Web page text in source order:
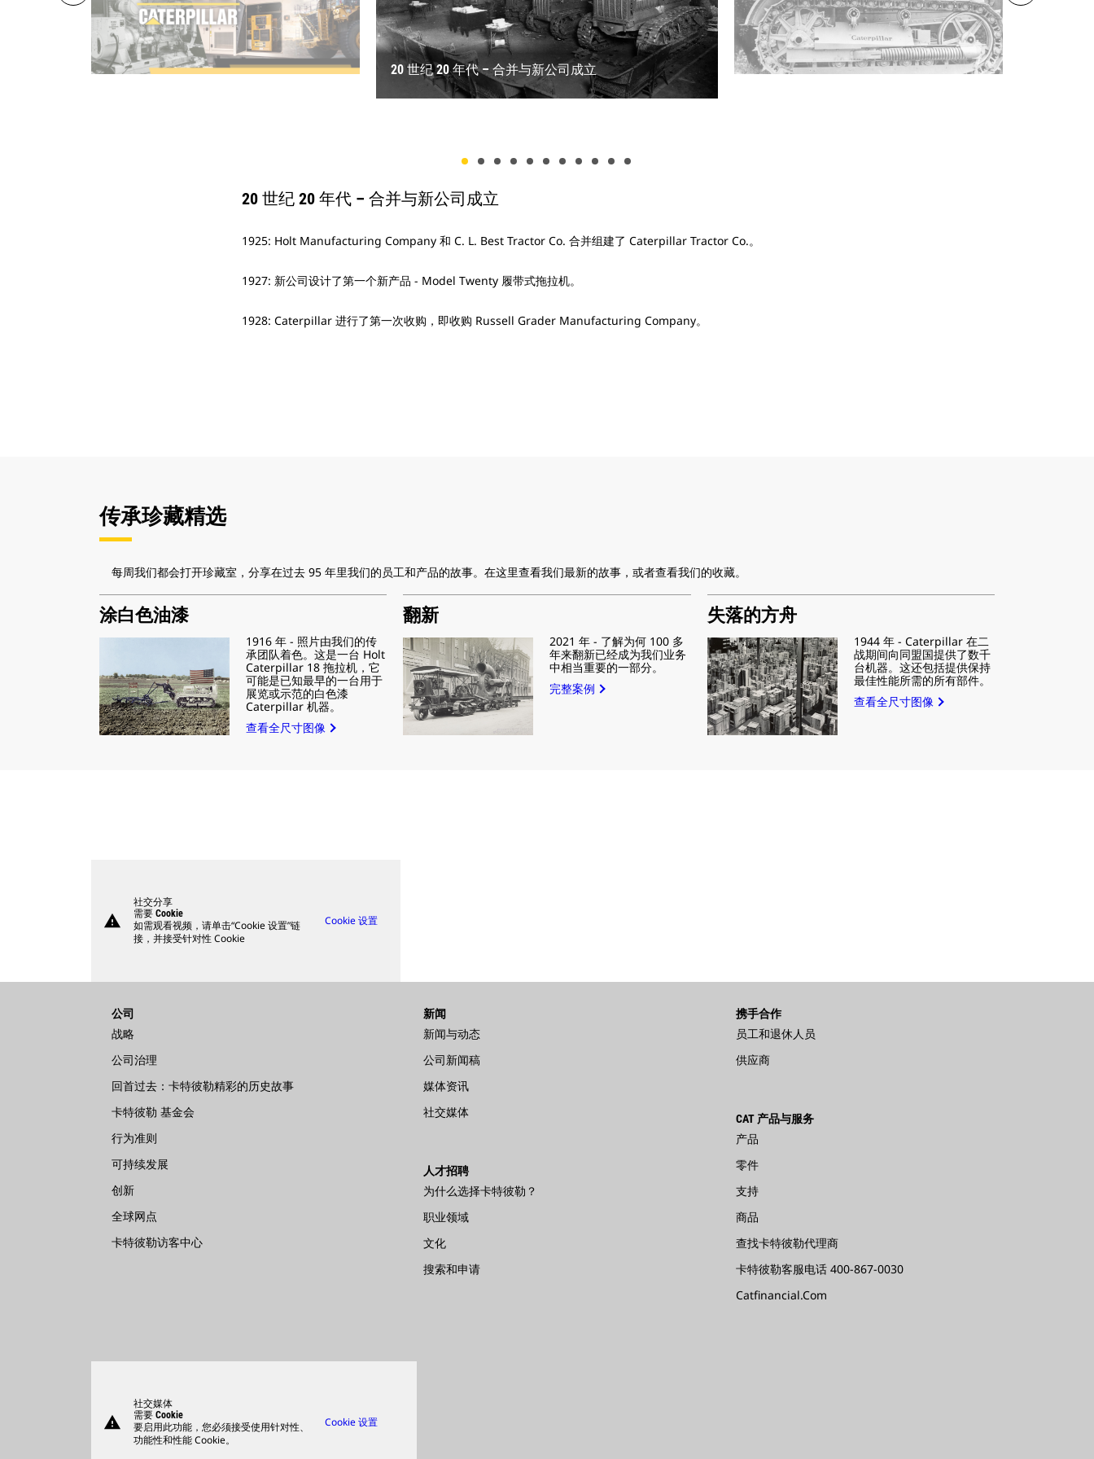
20 世纪 20 年代 – 合并与新公司成立
20 世纪 20 年代 – 合并与新公司成立
1925: Holt Manufacturing Company 和 C. L. Best Tractor Co. 合并组建了 Caterpillar Tractor Co.。
1927: 新公司设计了第一个新产品 - Model Twenty 履带式拖拉机。
1928: Caterpillar 进行了第一次收购，即收购 Russell Grader Manufacturing Company。
20 世纪 30 年代 – 创新十年
1931: Caterpillar 开始生产其首款柴油发动机，业内首创的 D9900。
1931: Caterpillar 将所制造机器的标准涂装颜色从灰色（采用红色饰边）改为“公路黄”（黑色饰边）。
1936: Caterpillar 履带式拖拉机帮助完成了胡佛水坝建设。
20 世纪 40 年代 – 贡献与变革
1941: 二战期间，Caterpillar 产品为盟军提供支持。
1944: Caterpillar 机器帮助在美国动工建设 70000 多英里的高速公路。
1945: Caterpillar 推出了首款由公司设计制造的推土机铲刀。
20 世纪 50 年代 – 土方工程与跨国公司之路
1950: Caterpillar 在英国成立了第一家海外子公司 — Caterpillar Tractor Co. Ltd。
1950: Caterpillar 推出了第一台自行式轮式自行式铲运机。
1952: Caterpillar 推出了第一台集成式履带式装载机。
20 世纪 60 年代 – 突破与重大项目
1962: Caterpillar 推出其第一款非道路用卡车 769 型。
1962: 若干 Caterpillar 的机器帮助拓宽巴拿马运河的部分河道。
1969: Caterpillar 发动机为阿波罗 11 号登月任务提供动力。
20 世纪 70 年代 – 首创与可持续性
1972: Caterpillar 推出第一台液压挖掘机 225。
1973: 第一家 Caterpillar 再制造工厂在爱荷华州贝滕多夫投产。
1977: Caterpillar 推出 D10 履带式拖拉机。
20 世纪 80 年代 – 新机遇
1981: Caterpillar 收购 Solar Turbines。
1983: 在巴拉圭和阿根廷，Caterpillar 的机器帮助建造亚齐雷塔水坝。
1985: Caterpillar 推出了第一款挖掘装载机 — 416。
20 世纪 90 年代 – 保持领先地位，持续推动行业发展
1994: Caterpillar 机器在日本大阪的关西国际机场工作。
1998: Caterpillar 推出了世界上最大的机械驱动矿用卡车 – 797。
1998: Caterpillar 推出了紧凑型建筑设备产品系列。
21 世纪初 – 不止是黄色机器
2001: Caterpillar 推出了 ACERT®技术。
2006: Caterpillar 收购 Progress Rail Services, Inc.
2008: Caterpillar 宣布推出首款电动履带式拖拉机 — D7E。
21 世纪 10 年代 – 铁路、采矿及其他领域
2010: Caterpillar 收购 Electro-Motive Diesel, Inc.
2011: Caterpillar 收购 Bucyrus International, Inc. 和 MWM GmbH。
2018: Caterpillar 首发世界首台高驱动力电动推土机 Cat®D6 XE。
21 世纪 20 年代 – 历史仍在书写
2022: Caterpillar 宣布成功展示其首辆电池驱动 793 大型矿用卡车
2025: Caterpillar 庆祝成立 100 周年。
传承珍藏精选
每周我们都会打开珍藏室，分享在过去 95 年里我们的员工和产品的故事。在这里查看我们最新的故事，或者查看我们的收藏。
涂白色油漆
1916 年 - 照片由我们的传
承团队着色。这是一台 Holt
Caterpillar 18 拖拉机，它
可能是已知最早的一台用于
展览或示范的白色漆
Caterpillar 机器。
查看全尺寸图像
翻新
2021 年 - 了解为何 100 多
年来翻新已经成为我们业务
中相当重要的一部分。
完整案例
失落的方舟
1944 年 - Caterpillar 在二
战期间向同盟国提供了数千
台机器。这还包括提供保持
最佳性能所需的所有部件。
查看全尺寸图像
warning
社交分享
需要 Cookie
如需观看视频，请单击“Cookie 设置”链
接，并接受针对性 Cookie
Cookie 设置
公司
战略
公司治理
回首过去：卡特彼勒精彩的历史故事
卡特彼勒 基金会
行为准则
可持续发展
创新
全球网点
卡特彼勒访客中心
新闻
新闻与动态
公司新闻稿
媒体资讯
社交媒体
人才招聘
为什么选择卡特彼勒？
职业领域
文化
搜索和申请
携手合作
员工和退休人员
供应商
CAT 产品与服务
产品
零件
支持
商品
查找卡特彼勒代理商
卡特彼勒客服电话 400-867-0030
Catfinancial.com
warning
社交媒体
需要 Cookie
要启用此功能，您必须接受使用针对性、
功能性和性能 Cookie。
Cookie 设置